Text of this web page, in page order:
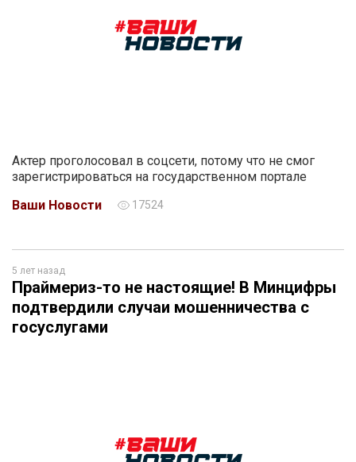
Актер проголосовал в соцсети, потому что не смог
зарегистрироваться на государственном портале
Ваши Новости
17524
5 лет назад
Праймериз-то не настоящие! В Минцифры
подтвердили случаи мошенничества с
госуслугами